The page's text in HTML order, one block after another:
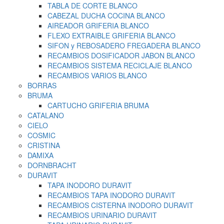
TABLA DE CORTE BLANCO
CABEZAL DUCHA COCINA BLANCO
AIREADOR GRIFERIA BLANCO
FLEXO EXTRAIBLE GRIFERIA BLANCO
SIFON y REBOSADERO FREGADERA BLANCO
RECAMBIOS DOSIFICADOR JABON BLANCO
RECAMBIOS SISTEMA RECICLAJE BLANCO
RECAMBIOS VARIOS BLANCO
BORRAS
BRUMA
CARTUCHO GRIFERIA BRUMA
CATALANO
CIELO
COSMIC
CRISTINA
DAMIXA
DORNBRACHT
DURAVIT
TAPA INODORO DURAVIT
RECAMBIOS TAPA INODORO DURAVIT
RECAMBIOS CISTERNA INODORO DURAVIT
RECAMBIOS URINARIO DURAVIT